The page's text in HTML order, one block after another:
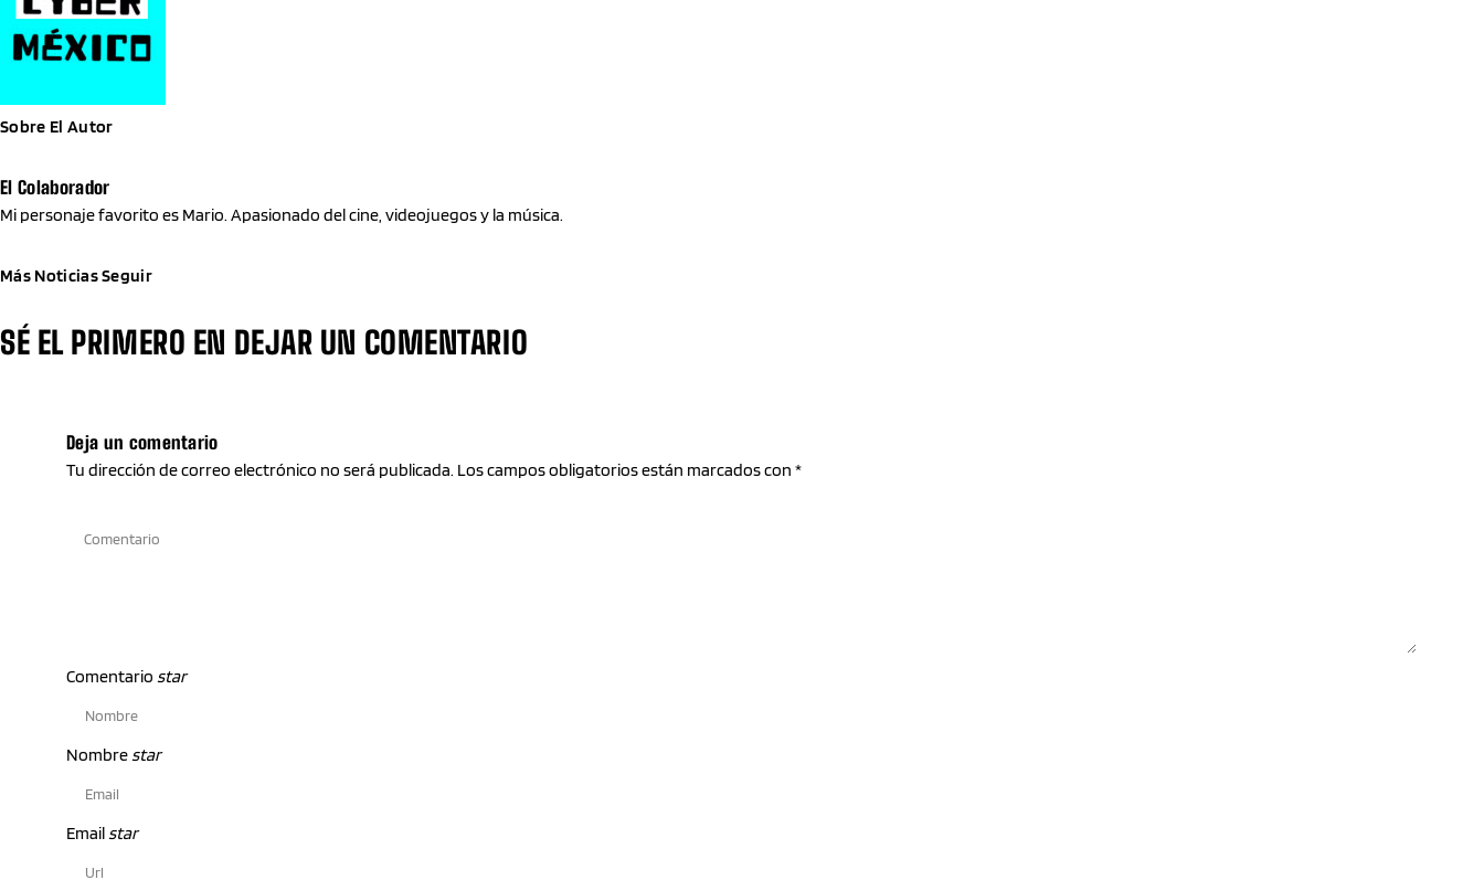
Sobre El Autor
El Colaborador
Mi personaje favorito es Mario. Apasionado del cine, videojuegos y la música.
Más NoticiasSeguir
SÉ EL PRIMERO EN DEJAR UN COMENTARIO
Deja un comentario
Tu dirección de correo electrónico no será publicada. Los campos obligatorios están marcados con *
Comentario star
Nombrestar
Emailstar